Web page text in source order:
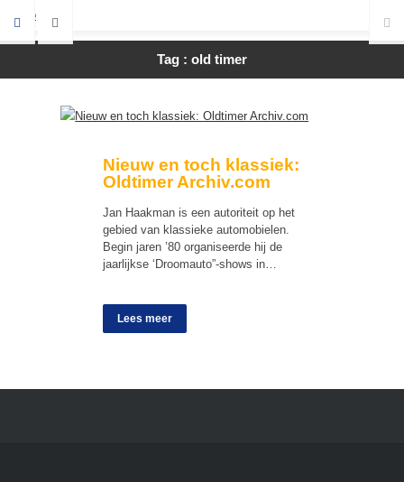
Tag : old timer
Nieuw en toch klassiek:
Oldtimer Archiv.com
Jan Haakman is een autoriteit op het
gebied van klassieke automobielen.
Begin jaren ’80 organiseerde hij de
jaarlijkse ‘Droomauto”-shows in…
Lees meer